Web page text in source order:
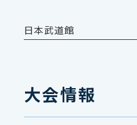
日本武道館
大会情報